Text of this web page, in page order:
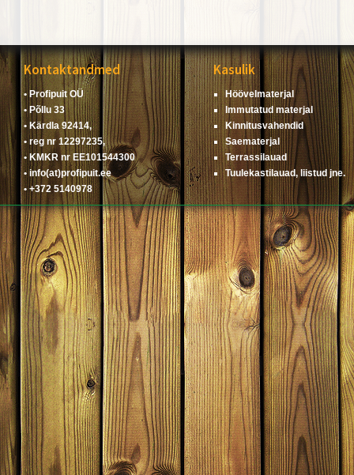
Kontaktandmed
• Profipuit OÜ
• Põllu 33
• Kärdla 92414,
• reg nr 12297235,
• KMKR nr EE101544300
• info(at)profipuit.ee
• +372 5140978
Kasulik
Höövelmaterjal
Immutatud materjal
Kinnitusvahendid
Saematerjal
Terrassilauad
Tuulekastilauad, liistud jne.